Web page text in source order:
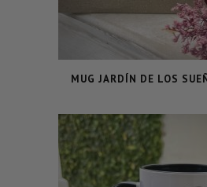
MUG JARDÍN DE LOS